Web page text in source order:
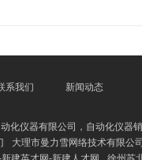
系我们 新闻动态
化仪器有限公司，自动化仪器
大理市曼力雪网络技术有限公司